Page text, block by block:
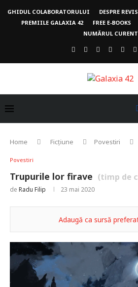
GHIDUL COLABORATORULUI DESPRE
PREMIILE GALAXIA 42
FREE E-BOOKS
NUMĂRUL CURENT
Home Ficțiune Povestiri
Povestiri
Trupurile lor firave (timp de
de Radu Filip 23 mai 2020
Adaugă ca sursă